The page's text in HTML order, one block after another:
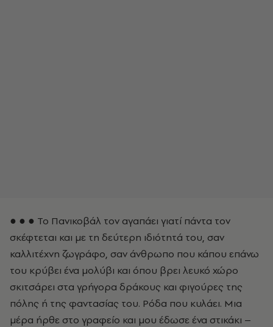
● ● ● Το Πανικοβάλ τον αγαπάει γιατί πάντα τον
σκέφτεται και με τη δεύτερη ιδιότητά του, σαν
καλλιτέχνη ζωγράφο, σαν άνθρωπο που κάπου επάνω
του κρύβει ένα μολύβι και όπου βρει λευκό χώρο
σκιτσάρει στα γρήγορα δράκους και φιγούρες της
πόλης ή της φαντασίας του. Ρόδα που κυλάει. Μια
μέρα ήρθε στο γραφείο και μου έδωσε ένα στικάκι –